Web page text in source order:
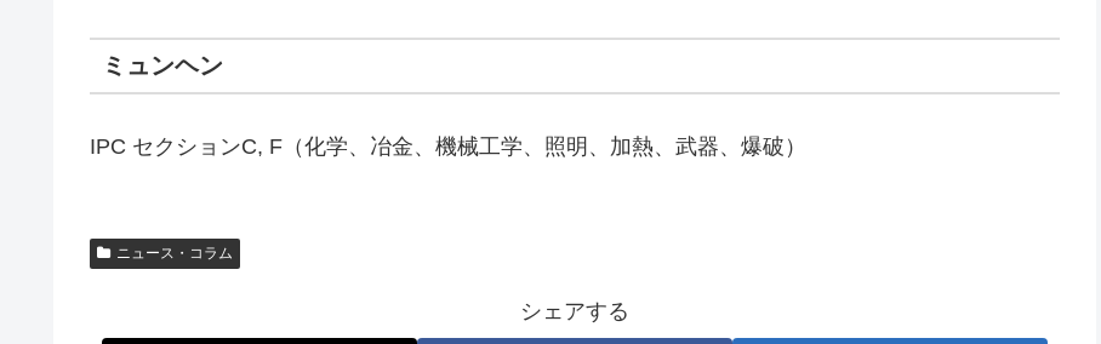
ミュンヘン
IPC セクションC, F（化学、冶金、機械工学、照明、加熱、武器、爆破）
ニュース・コラム
シェアする